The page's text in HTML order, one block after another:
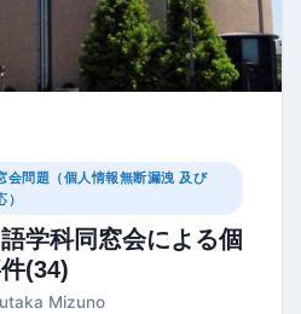
会問題（個人情報無断漏洩 及び
学科同窓会による個
(34)
Mizuno